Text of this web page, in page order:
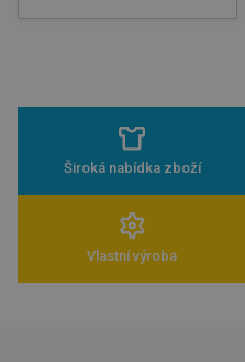
Široká nabídka zboží
Vlastní výroba